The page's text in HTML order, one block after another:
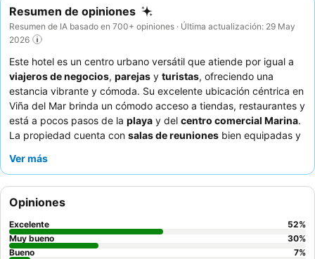
Resumen de opiniones
Resumen de IA basado en 700+ opiniones · Última actualización: 29 May
2026
Este hotel es un centro urbano versátil que atiende por igual a
viajeros de negocios, parejas y turistas, ofreciendo una
estancia vibrante y cómoda. Su excelente ubicación céntrica en
Viña del Mar brinda un cómodo acceso a tiendas, restaurantes y
está a pocos pasos de la playa y del centro comercial Marina.
La propiedad cuenta con salas de reuniones bien equipadas y
elogian constantemente el restaurante del hotel por su
opciones vegetarianas, y la atención y amabilidad del personal.
Para una experiencia más tranquila, considere solicitar una
habitación que no dé a la calle.
Ver más
Opiniones
Excelente 52%
Muy bueno
30%
Bueno
7%